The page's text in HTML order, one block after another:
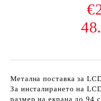
Метална поставка за
За инсталирането на
размер на екрана до 94